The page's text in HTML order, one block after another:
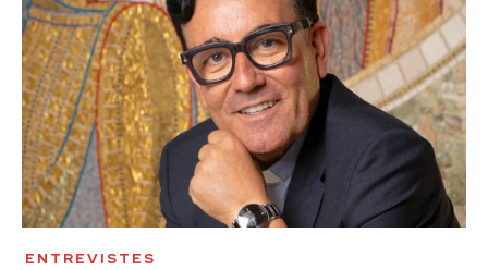
ENTREVISTES